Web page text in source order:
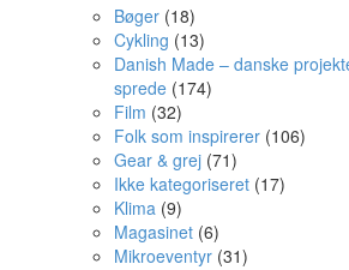
Bøger (18)
Cykling (13)
Danish Made – danske
sprede (174)
Film (32)
Folk som inspirerer (106)
Gear & grej (71)
Ikke kategoriseret (17)
Klima (9)
Magasinet (6)
Mikroeventyr (31)